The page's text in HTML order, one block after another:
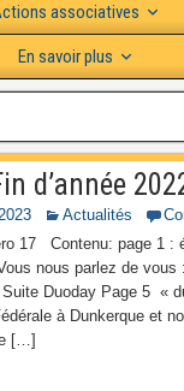
associatives
En savoir plus
d’année
Actualités
17 Contenu: page 1 :
nous parlez de vous
Duoday Page 5 «
à Dunkerque et
[…]